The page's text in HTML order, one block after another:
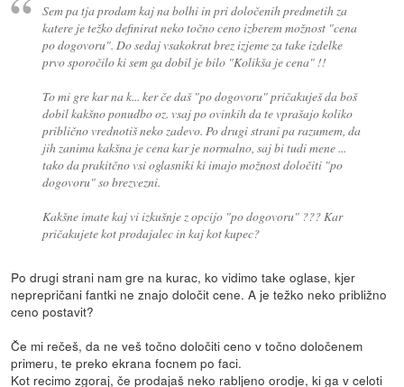
Sem pa tja prodam kaj na bolhi in pri določenih predmetih za
katere je težko definirat neko točno ceno izberem možnost "cena
po dogovoru". Do sedaj vsakokrat brez izjeme za take izdelke
prvo sporočilo ki sem ga dobil je bilo "Kolikša je cena" !!
To mi gre kar na k... ker če daš "po dogovoru" pričakuješ da boš
dobil kakšno ponudbo oz. vsaj po ovinkih da te vprašajo koliko
priblično vrednotiš neko zadevo. Po drugi strani pa razumem, da
jih zanima kakšna je cena kar je normalno, saj bi tudi mene ...
tako da prakitčno vsi oglasniki ki imajo možnost določiti "po
dogovoru" so brezvezni.
Kakšne imate kaj vi izkušnje z opcijo "po dogovoru" ??? Kar
pričakujete kot prodajalec in kaj kot kupec?
Po drugi strani nam gre na kurac, ko vidimo take oglase, kjer
neprepričani fantki ne znajo določit cene. A je težko neko približno
ceno postavit?
Če mi rečeš, da ne veš točno določiti ceno v točno določenem
primeru, te preko ekrana focnem po faci.
Kot recimo zgoraj, če prodajaš neko rabljeno orodje, ki ga v celoti